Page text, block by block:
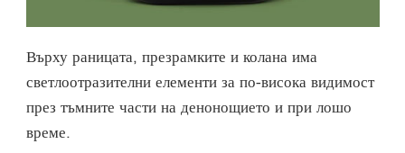
Върху раницата, презрамките и колана има
светлоотразителни елементи за по-висока видимост
през тъмните части на денонощието и при лошо
време.